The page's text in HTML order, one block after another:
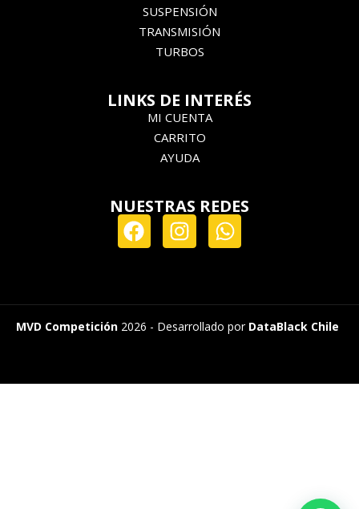
SUSPENSIÓN
TRANSMISIÓN
TURBOS
LINKS DE INTERÉS
MI CUENTA
CARRITO
AYUDA
NUESTRAS REDES
MVD Competición 2026 - Desarrollado por DataBlack Chile